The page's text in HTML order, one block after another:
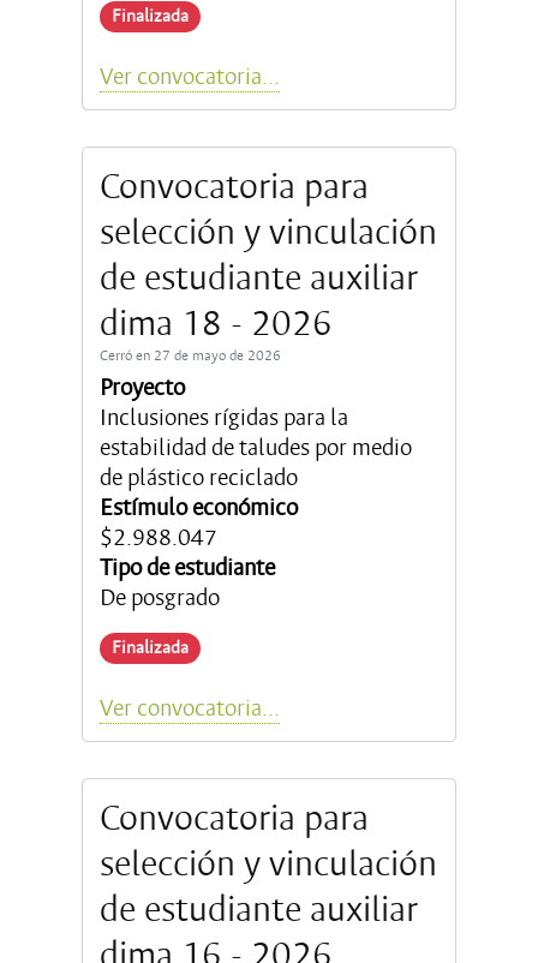
Finalizada
Ver convocatoria...
Convocatoria para
selección y vinculación
de estudiante auxiliar
dima 18 - 2026
Cerró en 27 de mayo de 2026
Proyecto
Inclusiones rígidas para la
estabilidad de taludes por medio
de plástico reciclado
Estímulo económico
$2.988.047
Tipo de estudiante
De posgrado
Finalizada
Ver convocatoria...
Convocatoria para
selección y vinculación
de estudiante auxiliar